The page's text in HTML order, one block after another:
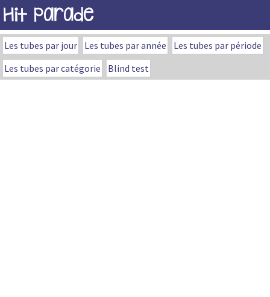
Hit Parade
Les tubes par jour Les tubes par année
Les tubes par période
Les tubes par catégorie
Blind test